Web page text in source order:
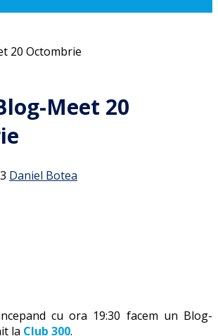
20 Octombrie
Meet 20
Daniel Botea
cu ora 19:30 facem un Blog-
la Club 300.